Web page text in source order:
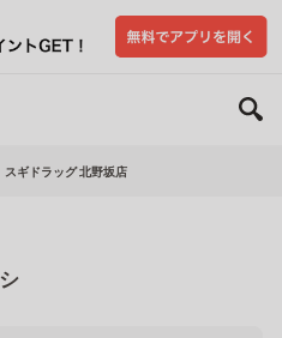
スギドラッグ 北野坂店